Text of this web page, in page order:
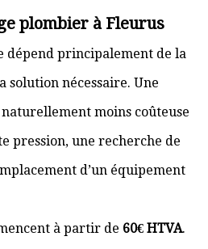
plombier à Fleurus
dépend principalement de la
solution nécessaire. Une
moins coûteuse
pression, une recherche de
d’un équipement
à partir de 60€ HTVA.